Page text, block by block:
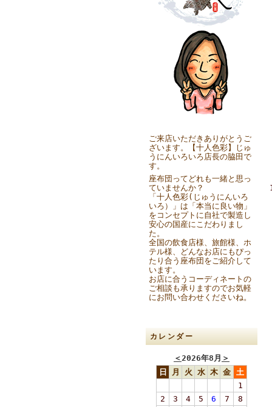
ご来店いただきありがとうご
ざいます。【十人色彩】じゅ
うにんいろいろ店長の脇田で
す。
座布団ってどれも一緒と思っ
ていませんか？
「十人色彩(じゅうにんいろ
いろ）」は「本当に良い物」
をコンセプトに自社で製造し
安心の国産にこだわりまし
た。
全国の飲食店様、旅館様、ホ
テル様、どんなお店にもぴっ
たり合う座布団をご紹介して
います。
お店に合うコーディネートの
ご相談も承りますのでお気軽
にお問い合わせくださいね。
カレンダー
＜2026年8月 ＞
日
月 火 水 木 金 土
1
2
3 4 5 6 7
8